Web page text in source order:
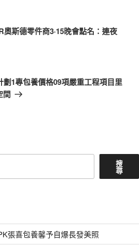
斯德零件商3·15晚會點名：連夜
1專包養價格09項嚴重工程項目里
間
搜
尋
張喜包養馨予自爆長發美照